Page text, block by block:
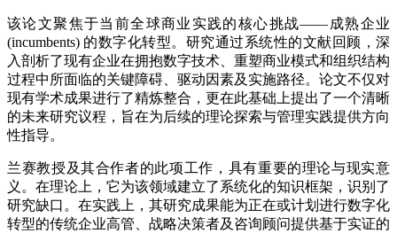
该论文聚焦于当前全球商业实践的核心挑战——成熟企业
(incumbents) 的数字化转型。研究通过系统性的文献回顾，深
入剖析了现有企业在拥抱数字技术、重塑商业模式和组织结构
过程中所面临的关键障碍、驱动因素及实施路径。论文不仅对
现有学术成果进行了精炼整合，更在此基础上提出了一个清晰
的未来研究议程，旨在为后续的理论探索与管理实践提供方向
性指导。
兰赛教授及其合作者的此项工作，具有重要的理论与现实意
义。在理论上，它为该领域建立了系统化的知识框架，识别了
研究缺口。在实践上，其研究成果能为正在或计划进行数字化
转型的传统企业高管、战略决策者及咨询顾问提供基于实证的